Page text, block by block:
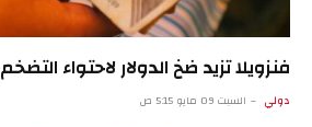
فنزويلا تزيد ضخ الدولار لاحتواء التضخم
دولي السبت 09 مايو 5:15 ص